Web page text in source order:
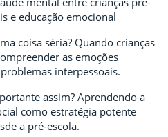
e educação emocional
coisa séria? Quando crianças
as emoções
interpessoais.
assim? Aprendendo a
como estratégia potente
a pré-escola.